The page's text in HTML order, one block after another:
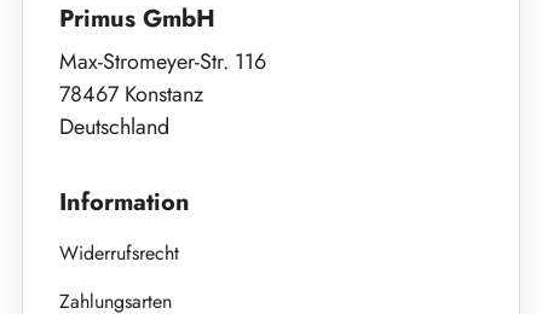
Primus GmbH
Max-Stromeyer-Str. 116
78467 Konstanz
Deutschland
Information
Widerrufsrecht
Zahlungsarten